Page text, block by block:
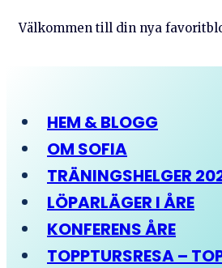
Välkommen till din nya
HEM & BLOGG
OM SOFIA
TRÄNINGSHELGER
LÖPARLÄGER I ÅRE
KONFERENS ÅRE
TOPPTURSRESA –